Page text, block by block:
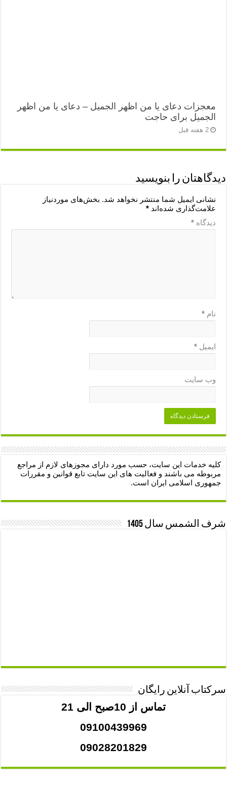
معجزات دعای یا من اظهر الجمیل – دعای یا من اظهر
الجمیل برای حاجت
2 هفته قبل
دیدگاهتان را بنویسید
نشانی ایمیل شما منتشر نخواهد شد. بخش‌های موردنیاز
علامت‌گذاری شده‌اند*
دیدگاه*
نام*
ایمیل*
وب‌ سایت
کلیه خدمات این سایت، حسب مورد دارای مجوزهای لازم از مراجع
مربوطه می باشند و فعالیت های این سایت تابع قوانین و مقررات
جمهوری اسلامی ایران است.
شرف الشمس سال 1405
سرکتاب آنلاین رایگان
تماس از 10صبح الی 21
09100439969
09028201829